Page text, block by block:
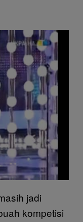
jadi
kompetisi